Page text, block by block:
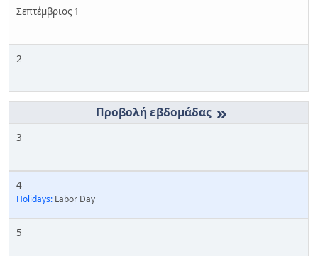
Σεπτέμβριος 1
2
»
3
4
Holidays: Labor Day
5